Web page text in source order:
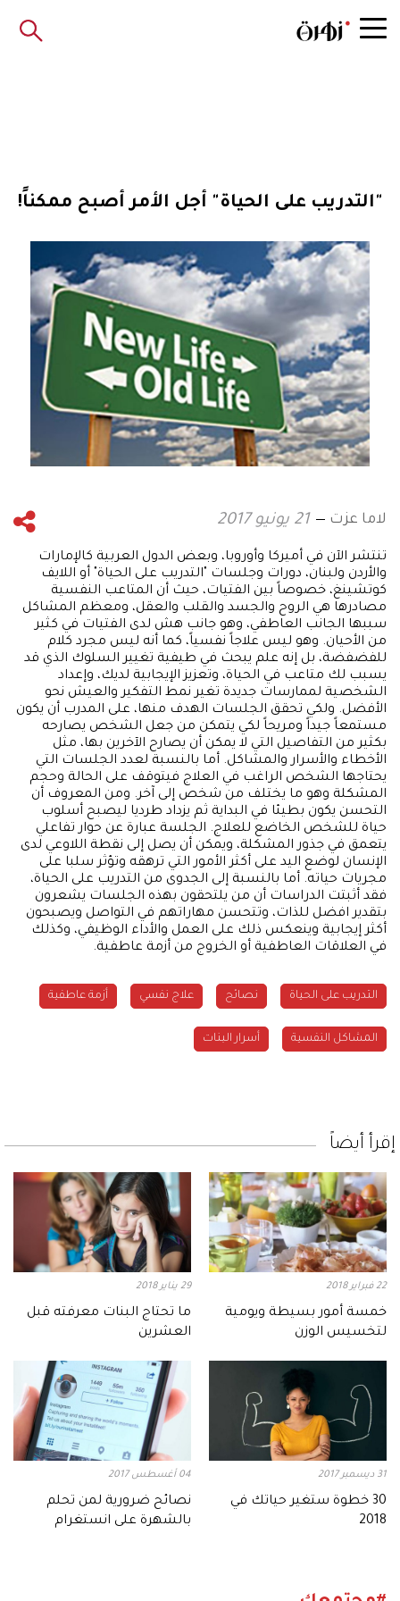
"التدريب على الحياة" أجل الأمر أصبح ممكناً!
لاما عزت 21 يونيو 2017
تنتشر الآن في أميركا وأوروبا، وبعض الدول العربية كالإمارات
والأردن ولبنان، دورات وجلسات "التدريب على الحياة" أو اللايف
كوتشينغ، خصوصاً بين الفتيات، حيث أن المتاعب النفسية
مصادرها هي الروح والجسد والقلب والعقل، ومعظم المشاكل
سببها الجانب العاطفي، وهو جانب هش لدى الفتيات في كثير
من الأحيان. وهو ليس علاجاً نفسياً، كما أنه ليس مجرد كلام
للفضفضة، بل إنه علم يبحث في طيفية تغيير السلوك الذي قد
يسبب لك متاعب في الحياة، وتعزيز الإيجابية لديك، وإعداد
الشخصية لممارسات جديدة تغير نمط التفكير والعيش نحو
الأفضل. ولكي تحقق الجلسات الهدف منها، على المدرب أن يكون
مستمعاً جيداً ومريحاً لكي يتمكن من جعل الشخص يصارحه
بكثير من التفاصيل التي لا يمكن أن يصارح الآخرين بها، مثل
الأخطاء والأسرار والمشاكل. أما بالنسبة لعدد الجلسات التي
يحتاجها الشخص الراغب في العلاج فيتوقف على الحالة وحجم
المشكلة وهو ما يختلف من شخص إلى آخر. ومن المعروف أن
التحسن يكون بطيئا في البداية ثم يزداد طرديا ليصبح أسلوب
حياة للشخص الخاضع للعلاج. الجلسة عبارة عن حوار تفاعلي
يتعمق في جذور المشكلة، ويمكن أن يصل إلى نقطة اللاوعي لدى
الإنسان لوضع اليد على أكثر الأمور التي ترهقه وتؤثر سلبا على
مجريات حياته. أما بالنسبة إلى الجدوى من التدريب على الحياة،
فقد أثبتت الدراسات أن من يلتحقون بهذه الجلسات يشعرون
بتقدير افضل للذات، وتتحسن مهاراتهم في التواصل ويصبحون
أكثر إيجابية وينعكس ذلك على العمل والأداء الوظيفي، وكذلك
في العلاقات العاطفية أو الخروج من أزمة عاطفية.
التدريب على الحياة نصائح علاج نفسي أزمة عاطفية
المشاكل النفسية أسرار البنات
إقرأ أيضاً
22 فبراير 2018
خمسة أمور بسيطة ويومية
لتخسيس الوزن
29 يناير 2018
ما تحتاج البنات معرفته قبل
العشرين
31 ديسمبر 2017
30 خطوة ستغير حياتك في
2018
04 أغسطس 2017
نصائح ضرورية لمن تحلم
بالشهرة على انستغرام